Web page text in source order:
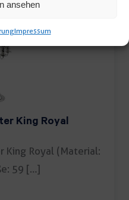
ansehen
Impressum
King Royal
King Royal (Material:
59 […]